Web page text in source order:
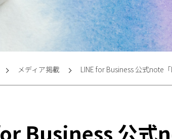
メディア掲載 LINE for Business 公式note
Business 公式